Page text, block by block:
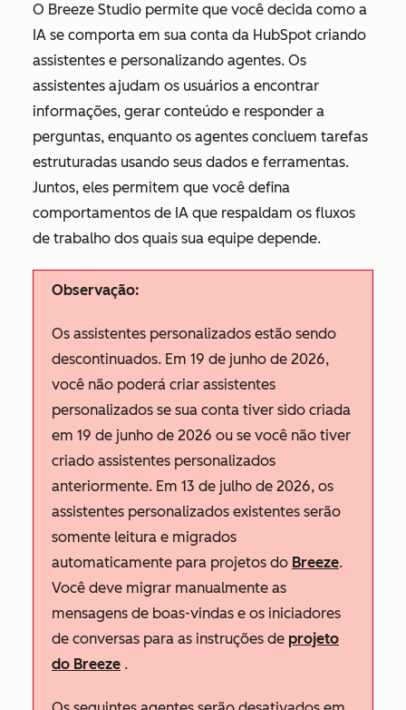
O Breeze Studio permite que você decida como a
IA se comporta em sua conta da HubSpot criando
assistentes e personalizando agentes. Os
assistentes ajudam os usuários a encontrar
informações, gerar conteúdo e responder a
perguntas, enquanto os agentes concluem tarefas
estruturadas usando seus dados e ferramentas.
Juntos, eles permitem que você defina
comportamentos de IA que respaldam os fluxos
de trabalho dos quais sua equipe depende.
Observação:
Os assistentes personalizados estão sendo
descontinuados. Em 19 de junho de 2026,
você não poderá criar assistentes
personalizados se sua conta tiver sido criada
em 19 de junho de 2026 ou se você não tiver
criado assistentes personalizados
anteriormente. Em 13 de julho de 2026, os
assistentes personalizados existentes serão
somente leitura e migrados
automaticamente para projetos do Breeze.
Você deve migrar manualmente as
mensagens de boas-vindas e os iniciadores
de conversas para as instruções de projeto
do Breeze .